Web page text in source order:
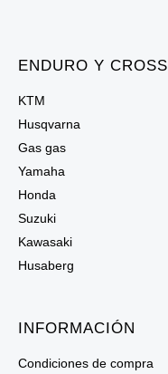
ENDURO Y CROSS
KTM
Husqvarna
Gas gas
Yamaha
Honda
Suzuki
Kawasaki
Husaberg
INFORMACIÓN
Condiciones de compra